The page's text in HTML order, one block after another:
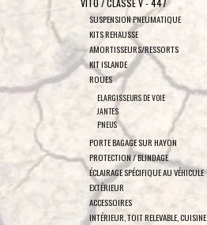
VITO / CLASSE V - 447
SUSPENSION PNEUMATIQUE
KITS REHAUSSE
AMORTISSEURS/RESSORTS
KIT ISLANDE
ROUES
ELARGISSEURS DE VOIE
JANTES
PNEUS
PORTE BAGAGE SUR HAYON
PROTECTION / BLINDAGE
ÉCLAIRAGE SPÉCIFIQUE AU VÉHICULE
EXTÉRIEUR
ACCESSOIRES
INTÉRIEUR, TOIT RELEVABLE, CUISINE